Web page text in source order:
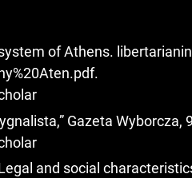
of Athens.
Gazeta Wyborcza,
and social